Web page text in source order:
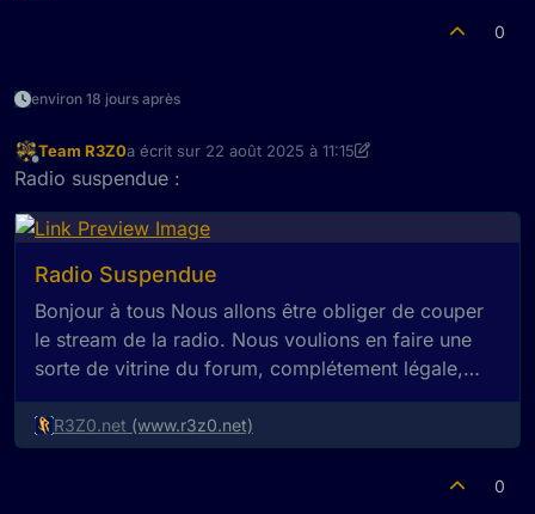
0
environ 18 jours après
Hors-ligne
Team R3Z0a écrit sur 22 août 2025 à 11:15
dernière édition par Un Ancien Utilisateur
Radio suspendue :
Radio Suspendue
Bonjour à tous Nous allons être obliger de couper
le stream de la radio. Nous voulions en faire une
sorte de vitrine du forum, complétement légale,
afin de p...
R3Z0.net (www.r3z0.net)
0